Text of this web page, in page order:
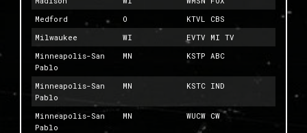
Medford
O
KTVL CBS
Milwaukee
WI
EVTV MI TV
Minneapolis-San
Pablo
MN KSTP ABC
Minneapolis-San
Pablo
MN KSTC IND
Minneapolis-San
Pablo
MN WUCW CW